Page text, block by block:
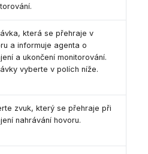
která se přehraje v
a informuje agenta o
a ukončení monitorování.
vyberte v polích níže.
zvuk, který se přehraje při
nahrávání hovoru.